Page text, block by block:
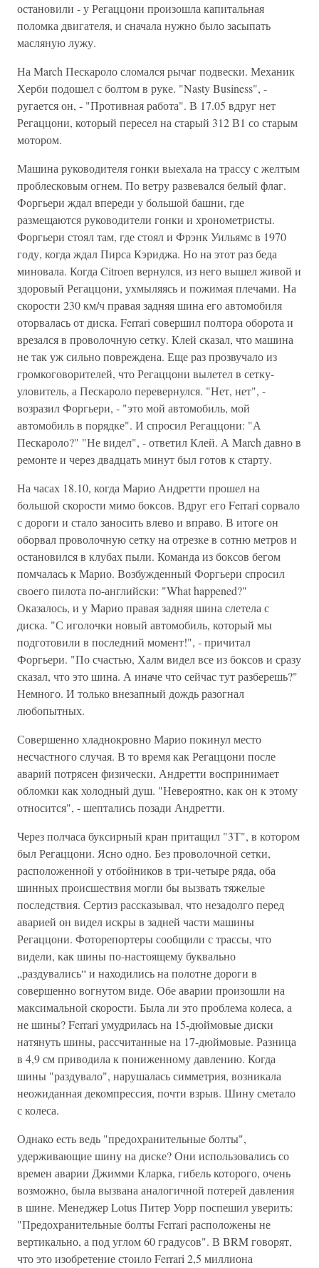
остановили - у Регаццони произошла капитальная
поломка двигателя, и сначала нужно было засыпать
масляную лужу.
На March Пескароло сломался рычаг подвески. Механик
Херби подошел с болтом в руке. "Nasty Business", -
ругается он, - "Противная работа". В 17.05 вдруг нет
Регаццони, который пересел на старый 312 В1 со старым
мотором.
Машина руководителя гонки выехала на трассу с желтым
проблесковым огнем. По ветру развевался белый флаг.
Форгьери ждал впереди у большой башни, где
размещаются руководители гонки и хронометристы.
Форгьери стоял там, где стоял и Фрэнк Уильямс в 1970
году, когда ждал Пирса Кэриджа. Но на этот раз беда
миновала. Когда Citroеn вернулся, из него вышел живой и
здоровый Регаццони, ухмыляясь и пожимая плечами. На
скорости 230 км/ч правая задняя шина его автомобиля
оторвалась от диска. Ferrari совершил полтора оборота и
врезался в проволочную сетку. Клей сказал, что машина
не так уж сильно повреждена. Еще раз прозвучало из
громкоговорителей, что Регаццони вылетел в сетку-
уловитель, а Пескароло перевернулся. "Нет, нет", -
возразил Форгьери, - "это мой автомобиль, мой
автомобиль в порядке". И спросил Регаццони: "А
Пескароло?" "Не видел", - ответил Клей. А March давно в
ремонте и через двадцать минут был готов к старту.
На часах 18.10, когда Марио Андретти прошел на
большой скорости мимо боксов. Вдруг его Ferrari сорвало
с дороги и стало заносить влево и вправо. В итоге он
оборвал проволочную сетку на отрезке в сотню метров и
остановился в клубах пыли. Команда из боксов бегом
помчалась к Марио. Возбужденный Форгьери спросил
своего пилота по-английски: "What happened?"
Оказалось, и у Марио правая задняя шина слетела с
диска. "С иголочки новый автомобиль, который мы
подготовили в последний момент!", - причитал
Форгьери. "По счастью, Халм видел все из боксов и сразу
сказал, что это шина. А иначе что сейчас тут разберешь?"
Немного. И только внезапный дождь разогнал
любопытных.
Совершенно хладнокровно Марио покинул место
несчастного случая. В то время как Регаццони после
аварий потрясен физически, Андретти воспринимает
обломки как холодный душ. "Невероятно, как он к этому
относится", - шептались позади Андретти.
Через полчаса буксирный кран притащил "3Т", в котором
был Регаццони. Ясно одно. Без проволочной сетки,
расположенной у отбойников в три-четыре ряда, оба
шинных происшествия могли бы вызвать тяжелые
последствия. Сертиз рассказывал, что незадолго перед
аварией он видел искры в задней части машины
Регаццони. Фоторепортеры сообщили с трассы, что
видели, как шины по-настоящему буквально
„раздувались“ и находились на полотне дороги в
совершенно вогнутом виде. Обе аварии произошли на
максимальной скорости. Была ли это проблема колеса, а
не шины? Ferrari умудрилась на 15-дюймовые диски
натянуть шины, рассчитанные на 17-дюймовые. Разница
в 4,9 см приводила к пониженному давлению. Когда
шины "раздувало", нарушалась симметрия, возникала
неожиданная декомпрессия, почти взрыв. Шину сметало
с колеса.
Однако есть ведь "предохранительные болты",
удерживающие шину на диске? Они использовались со
времен аварии Джимми Кларка, гибель которого, очень
возможно, была вызвана аналогичной потерей давления
в шине. Менеджер Lotus Питер Уорр поспешил уверить:
"Предохранительные болты Ferrari расположены не
вертикально, а под углом 60 градусов". В BRM говорят,
что это изобретение стоило Ferrari 2,5 миллиона